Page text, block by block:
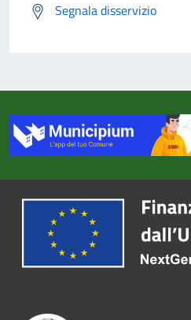
Segnala disservizio